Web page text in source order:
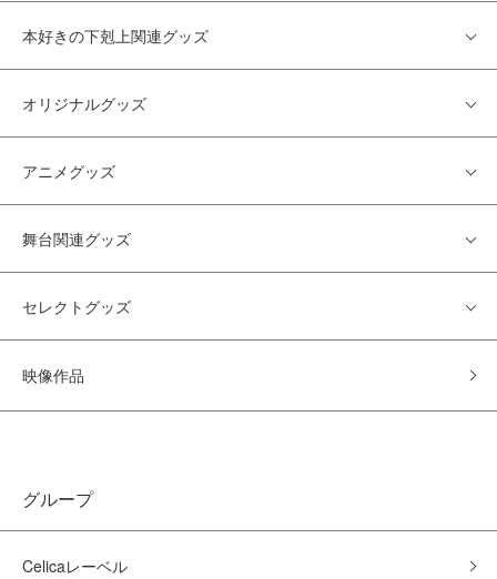
本好きの下剋上関連グッズ
オリジナルグッズ
アニメグッズ
舞台関連グッズ
セレクトグッズ
映像作品
グループ
Celicaレーベル